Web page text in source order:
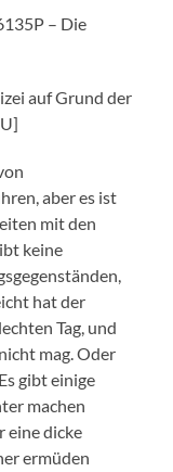
– Die
auf Grund der
aber es ist
mit den
keine
hat der
Tag, und
mag. Oder
gibt einige
machen
eine dicke
ermüden